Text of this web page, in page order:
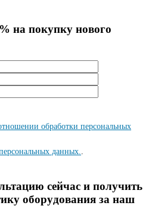
на покупку нового
обработки персональных
данных.
сейчас и полyчить
оборyдования за наш